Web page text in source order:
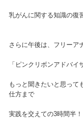
乳がんに関する知識の復
さらに午後は、フリーア
「ピンクリボンアドバイ
もっと聞きたいと思って
仕方まで
実践を交えての3時間半！